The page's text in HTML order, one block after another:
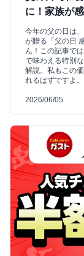
に！家族が
今年の父の日は
が贈る「父の日
ん！この記事で
で味わえる特別
解説。私もこの
れるはずですよ。
2026/06/05